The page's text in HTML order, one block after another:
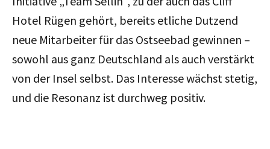
Hotel Rügen gehört, bereits etliche Dutzend
neue Mitarbeiter für das Ostseebad gewinnen –
sowohl aus ganz Deutschland als auch verstärkt
von der Insel selbst. Das Interesse wächst stetig,
und die Resonanz ist durchweg positiv.